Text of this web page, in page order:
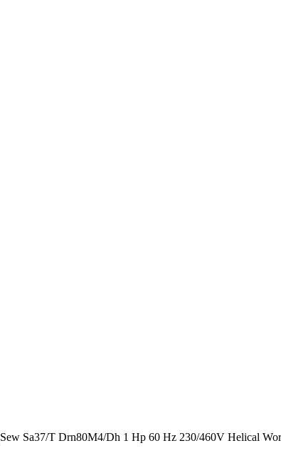
Sew Sa37/T Drn80M4/Dh 1 Hp 60 Hz 230/460V Helical